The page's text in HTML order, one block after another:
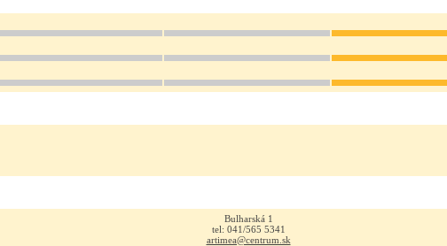
Bulharská 1
tel: 041/565 5341
artimea@centrum.sk